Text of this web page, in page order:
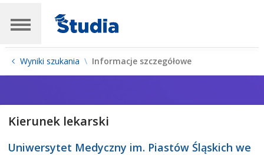
Wyniki szukania Informacje szczegółowe
Kierunek lekarski
Uniwersytet Medyczny im. Piastów Śląskich we